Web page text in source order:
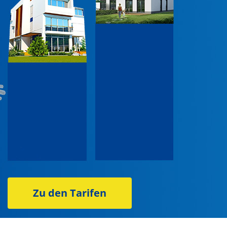
Zu den Tarifen